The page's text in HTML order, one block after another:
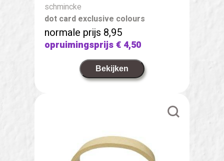
schmincke
dot card exclusive colours
normale prijs 8,95
opruimingsprijs€ 4,50
Bekijken